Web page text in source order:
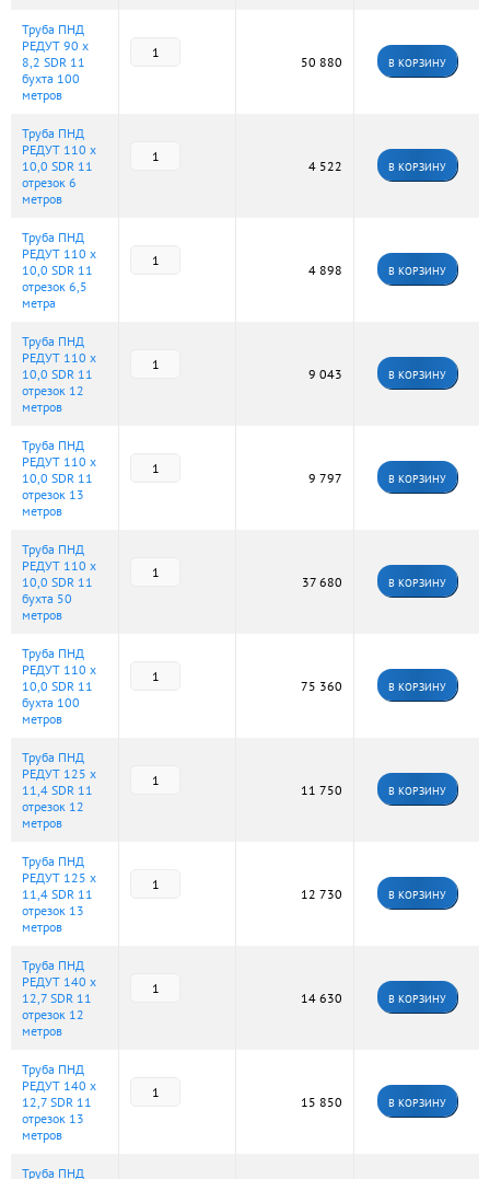
Труба ПНД
РЕДУТ 90 х
8,2 SDR 11
бухта 100
метров
50 880 В КОРЗИНУ
Труба ПНД
РЕДУТ 110 х
10,0 SDR 11
отрезок 6
метров
4 522 В КОРЗИНУ
Труба ПНД
РЕДУТ 110 х
10,0 SDR 11
отрезок 6,5
метра
4 898 В КОРЗИНУ
Труба ПНД
РЕДУТ 110 х
10,0 SDR 11
отрезок 12
метров
9 043 В КОРЗИНУ
Труба ПНД
РЕДУТ 110 х
10,0 SDR 11
отрезок 13
метров
9 797 В КОРЗИНУ
Труба ПНД
РЕДУТ 110 х
10,0 SDR 11
бухта 50
метров
37 680 В КОРЗИНУ
Труба ПНД
РЕДУТ 110 х
10,0 SDR 11
бухта 100
метров
75 360 В КОРЗИНУ
Труба ПНД
РЕДУТ 125 х
11,4 SDR 11
отрезок 12
метров
11 750 В КОРЗИНУ
Труба ПНД
РЕДУТ 125 х
11,4 SDR 11
отрезок 13
метров
12 730 В КОРЗИНУ
Труба ПНД
РЕДУТ 140 х
12,7 SDR 11
отрезок 12
метров
14 630 В КОРЗИНУ
Труба ПНД
РЕДУТ 140 х
12,7 SDR 11
отрезок 13
метров
15 850 В КОРЗИНУ
Труба ПНД